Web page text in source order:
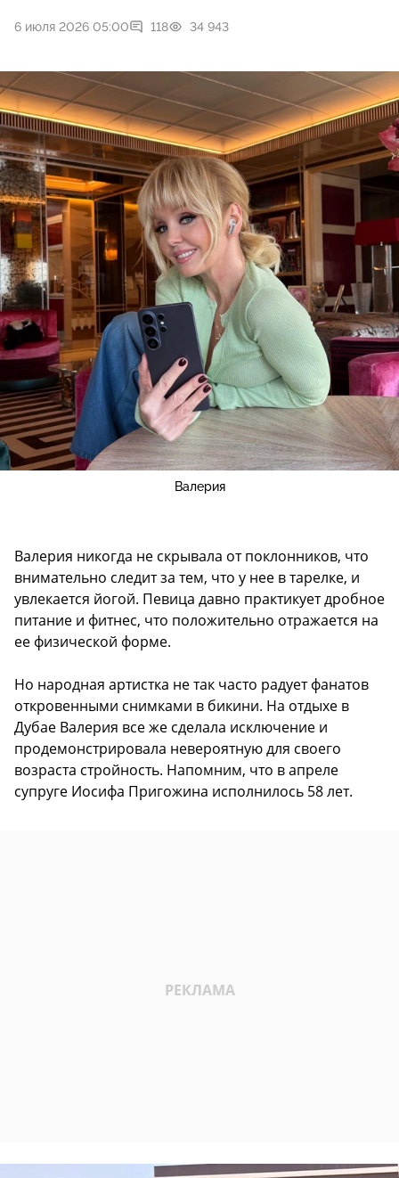
6 июля 2026 05:00 118 34 943
Валерия
Валерия никогда не скрывала от поклонников, что
внимательно следит за тем, что у нее в тарелке, и
увлекается йогой. Певица давно практикует дробное
питание и фитнес, что положительно отражается на
ее физической форме.
Но народная артистка не так часто радует фанатов
откровенными снимками в бикини. На отдыхе в
Дубае Валерия все же сделала исключение и
продемонстрировала невероятную для своего
возраста стройность. Напомним, что в апреле
супруге Иосифа Пригожина исполнилось 58 лет.